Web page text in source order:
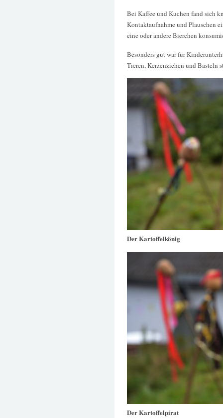
Bei Kaffee und Kuchen fand sich
Kontaktaufnahme und Plauschen
eine oder andere Bierchen
Besonders gut war für
Tieren, Kerzenziehen und Basteln
Der Kartoffelkönig
Der Kartoffelpirat